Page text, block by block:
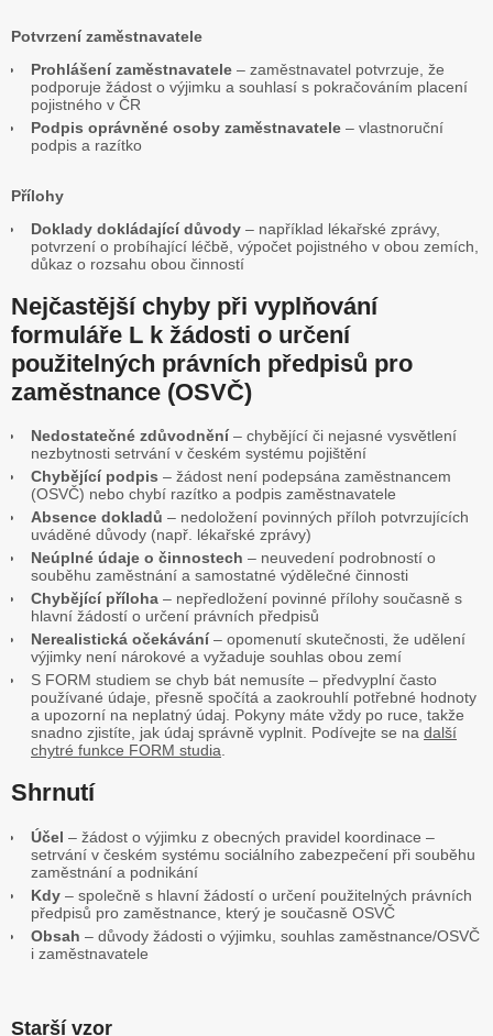
Potvrzení zaměstnavatele
Prohlášení zaměstnavatele – zaměstnavatel potvrzuje, že
podporuje žádost o výjimku a souhlasí s pokračováním placení
pojistného v ČR
Podpis oprávněné osoby zaměstnavatele – vlastnoruční
podpis a razítko
Přílohy
Doklady dokládající důvody – například lékařské zprávy,
potvrzení o probíhající léčbě, výpočet pojistného v obou zemích,
důkaz o rozsahu obou činností
Nejčastější chyby při vyplňování
formuláře L k žádosti o určení
použitelných právních předpisů pro
zaměstnance (OSVČ)
Nedostatečné zdůvodnění– chybějící či nejasné vysvětlení
nezbytnosti setrvání v českém systému pojištění
Chybějící podpis – žádost není podepsána zaměstnancem
(OSVČ) nebo chybí razítko a podpis zaměstnavatele
Absence dokladů – nedoložení povinných příloh potvrzujících
uváděné důvody (např. lékařské zprávy)
Neúplné údaje o činnostech – neuvedení podrobností o
souběhu zaměstnání a samostatné výdělečné činnosti
Chybějící příloha – nepředložení povinné přílohy současně s
hlavní žádostí o určení právních předpisů
Nerealistická očekávání– opomenutí skutečnosti, že udělení
výjimky není nárokové a vyžaduje souhlas obou zemí
S FORM studiem se chyb bát nemusíte – předvyplní často
používané údaje, přesně spočítá a zaokrouhlí potřebné hodnoty
a upozorní na neplatný údaj. Pokyny máte vždy po ruce, takže
snadno zjistíte, jak údaj správně vyplnit. Podívejte se na další
chytré funkce FORM studia
Shrnutí
Účel – žádost o výjimku z obecných pravidel koordinace –
setrvání v českém systému sociálního zabezpečení při souběhu
zaměstnání a podnikání
Kdy – společně s hlavní žádostí o určení použitelných právních
předpisů pro zaměstnance, který je současně OSVČ
Obsah – důvody žádosti o výjimku, souhlas zaměstnance/OSVČ
i zaměstnavatele
Starší vzor